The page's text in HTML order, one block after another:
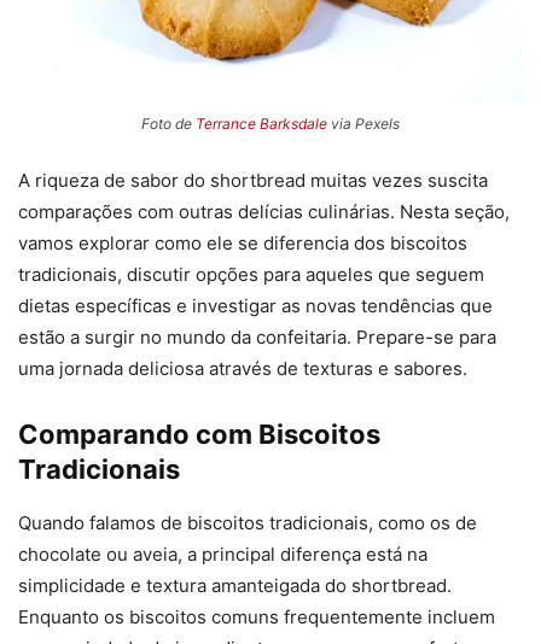
Foto de Terrance Barksdale via Pexels
A riqueza de sabor do shortbread muitas vezes suscita
comparações com outras delícias culinárias. Nesta seção,
vamos explorar como ele se diferencia dos biscoitos
tradicionais, discutir opções para aqueles que seguem
dietas específicas e investigar as novas tendências que
estão a surgir no mundo da confeitaria. Prepare-se para
uma jornada deliciosa através de texturas e sabores.
Comparando com Biscoitos
Tradicionais
Quando falamos de biscoitos tradicionais, como os de
chocolate ou aveia, a principal diferença está na
simplicidade e textura amanteigada do shortbread.
Enquanto os biscoitos comuns frequentemente incluem